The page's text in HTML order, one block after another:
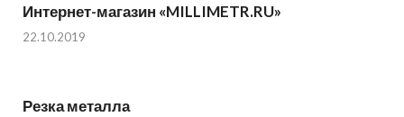
Интернет-магазин «MILLIMETR.RU»
22.10.2019
Резка металла